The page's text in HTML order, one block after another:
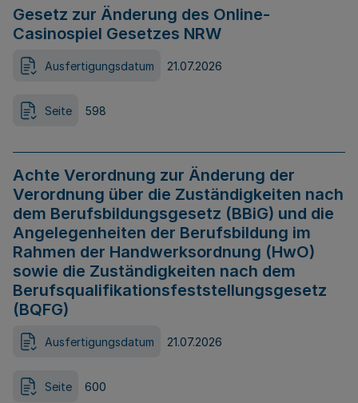
Gesetz zur Änderung des Online-
Casinospiel Gesetzes NRW
Ausfertigungsdatum 21.07.2026
Seite 598
Achte Verordnung zur Änderung der
Verordnung über die Zuständigkeiten nach
dem Berufsbildungsgesetz (BBiG) und die
Angelegenheiten der Berufsbildung im
Rahmen der Handwerksordnung (HwO)
sowie die Zuständigkeiten nach dem
Berufsqualifikationsfeststellungsgesetz
(BQFG)
Ausfertigungsdatum 21.07.2026
Seite 600